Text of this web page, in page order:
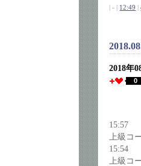
| - | 12:49 |
2018年
0
15:57
上級コ
15:54
上級コ